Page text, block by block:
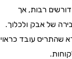
רבות, אך
אבק ולכלוך.
עובד כראוי